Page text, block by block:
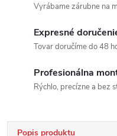
Vyrábame zárubne na
Expresné
Tovar doručíme do 48
Profesionálna
Rýchlo, precízne a bez
Popis produktu